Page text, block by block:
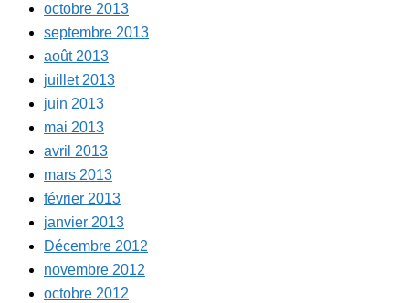
octobre 2013
septembre 2013
août 2013
juillet 2013
juin 2013
mai 2013
avril 2013
mars 2013
février 2013
janvier 2013
Décembre 2012
novembre 2012
octobre 2012